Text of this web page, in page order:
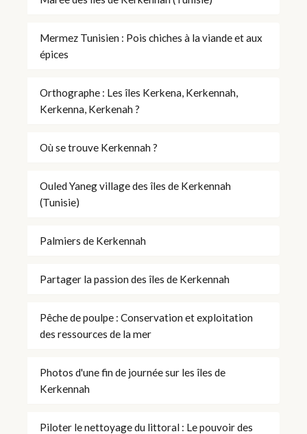
Mermez Tunisien : Pois chiches à la viande et aux
épices
Orthographe : Les îles Kerkena, Kerkennah,
Kerkenna, Kerkenah ?
Où se trouve Kerkennah ?
Ouled Yaneg village des îles de Kerkennah
(Tunisie)
Palmiers de Kerkennah
Partager la passion des îles de Kerkennah
Pêche de poulpe : Conservation et exploitation
des ressources de la mer
Photos d'une fin de journée sur les îles de
Kerkennah
Piloter le nettoyage du littoral : Le pouvoir des